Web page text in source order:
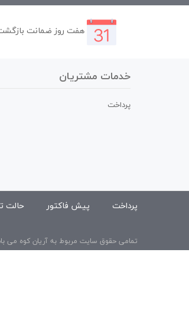
هفت روز ضمانت
خدمات مشتریان
پرداخت
پرداخت پیش فاکتور حالت
تمامی حقوق سایت مربوط به آریان کوه می